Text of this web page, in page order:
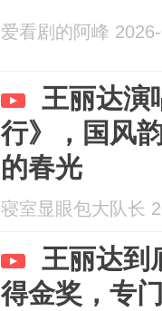
爱看剧的阿峰
王丽达演
行》，国风
的春光
寝室显眼包大队长
王丽达到
得金奖，专